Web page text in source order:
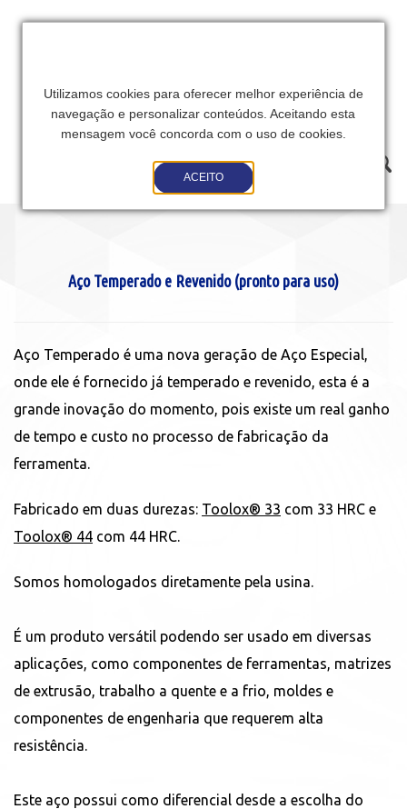
Utilizamos cookies para oferecer melhor experiência de
navegação e personalizar conteúdos. Aceitando esta
mensagem você concorda com o uso de cookies.
ACEITO
Toggle
navigation
Aço Temperado e Revenido (pronto para uso)
Aço Temperado é uma nova geração de Aço Especial,
onde ele é fornecido já temperado e revenido, esta é a
grande inovação do momento, pois existe um real ganho
de tempo e custo no processo de fabricação da
ferramenta.
Fabricado em duas durezas: Toolox® 33 com 33 HRC e
Toolox® 44 com 44 HRC.
Somos homologados diretamente pela usina.
É um produto versátil podendo ser usado em diversas
aplicações, como componentes de ferramentas, matrizes
de extrusão, trabalho a quente e a frio, moldes e
componentes de engenharia que requerem alta
resistência.
Este aço possui como diferencial desde a escolha do